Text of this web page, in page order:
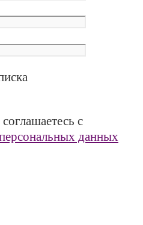
с
данных